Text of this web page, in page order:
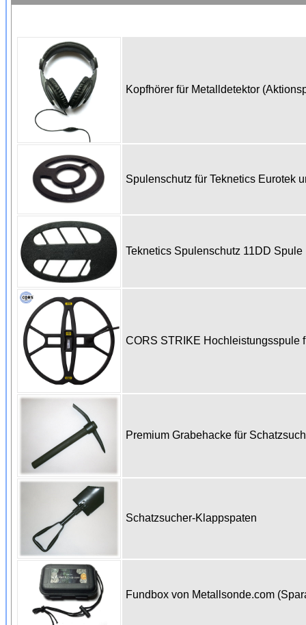
Kopfhörer für Metalldetektor
Spulenschutz für Teknetics Eurotek
Teknetics Spulenschutz 11DD
CORS STRIKE Hochleistungsspule
Premium Grabehacke für
Schatzsucher-Klappspaten
Fundbox von Metallsonde.com